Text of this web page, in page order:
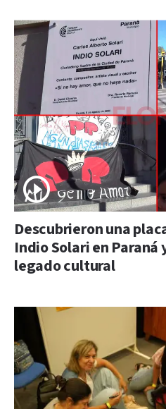
Descubrieron una
Indio Solari en Paraná
legado cultural